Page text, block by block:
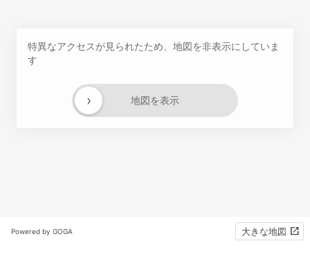
特異なアクセスが見られたため、地図を非表示にしていま
す
地図を表示
›
Powered by GOGA 大きな地図